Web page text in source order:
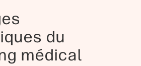
du
médical